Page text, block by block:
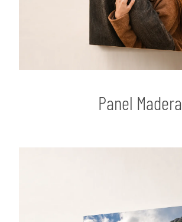
Panel Madera